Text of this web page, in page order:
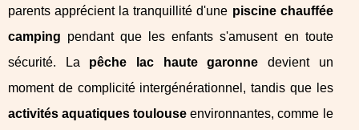
parents apprécient la tranquillité d'une piscine chauffée
camping pendant que les enfants s'amusent en toute
sécurité. La pêche lac haute garonne devient un
moment de complicité intergénérationnel, tandis que les
activités aquatiques toulouse environnantes, comme le